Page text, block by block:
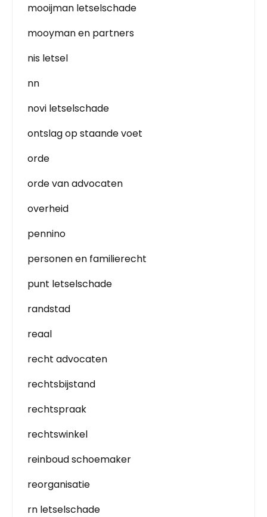
mooijman letselschade
mooyman en partners
nis letsel
nn
novi letselschade
ontslag op staande voet
orde
orde van advocaten
overheid
pennino
personen en familierecht
punt letselschade
randstad
reaal
recht advocaten
rechtsbijstand
rechtspraak
rechtswinkel
reinboud schoemaker
reorganisatie
rn letselschade